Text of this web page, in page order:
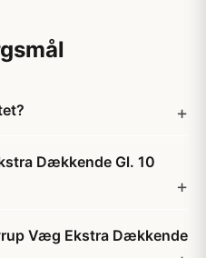
Dækkende Gl. 10
Væg Ekstra Dækkende